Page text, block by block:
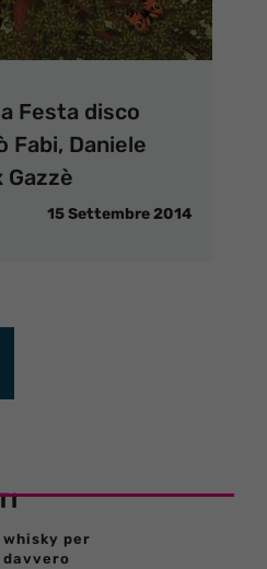
Festa disco
Fabi, Daniele
Gazzè
15 Settembre 2014
whisky per